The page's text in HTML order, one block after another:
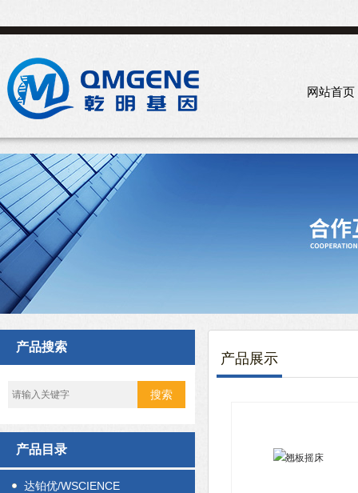
网站首页
产品搜索
产品目录
达铂优/WSCIENCE
产品展示